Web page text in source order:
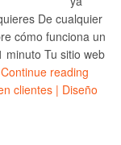
De cualquier
cómo funciona un
minuto Tu sitio web
Continue reading
clientes | Diseño